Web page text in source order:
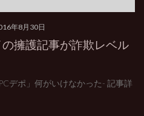
年8月30日
の擁護記事が詐欺レベル
デポ」何がいけなかった- 記事詳